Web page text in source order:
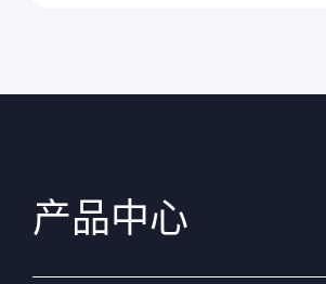
产品中心